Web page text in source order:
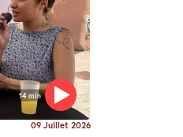
14 min
09 Juillet 2026